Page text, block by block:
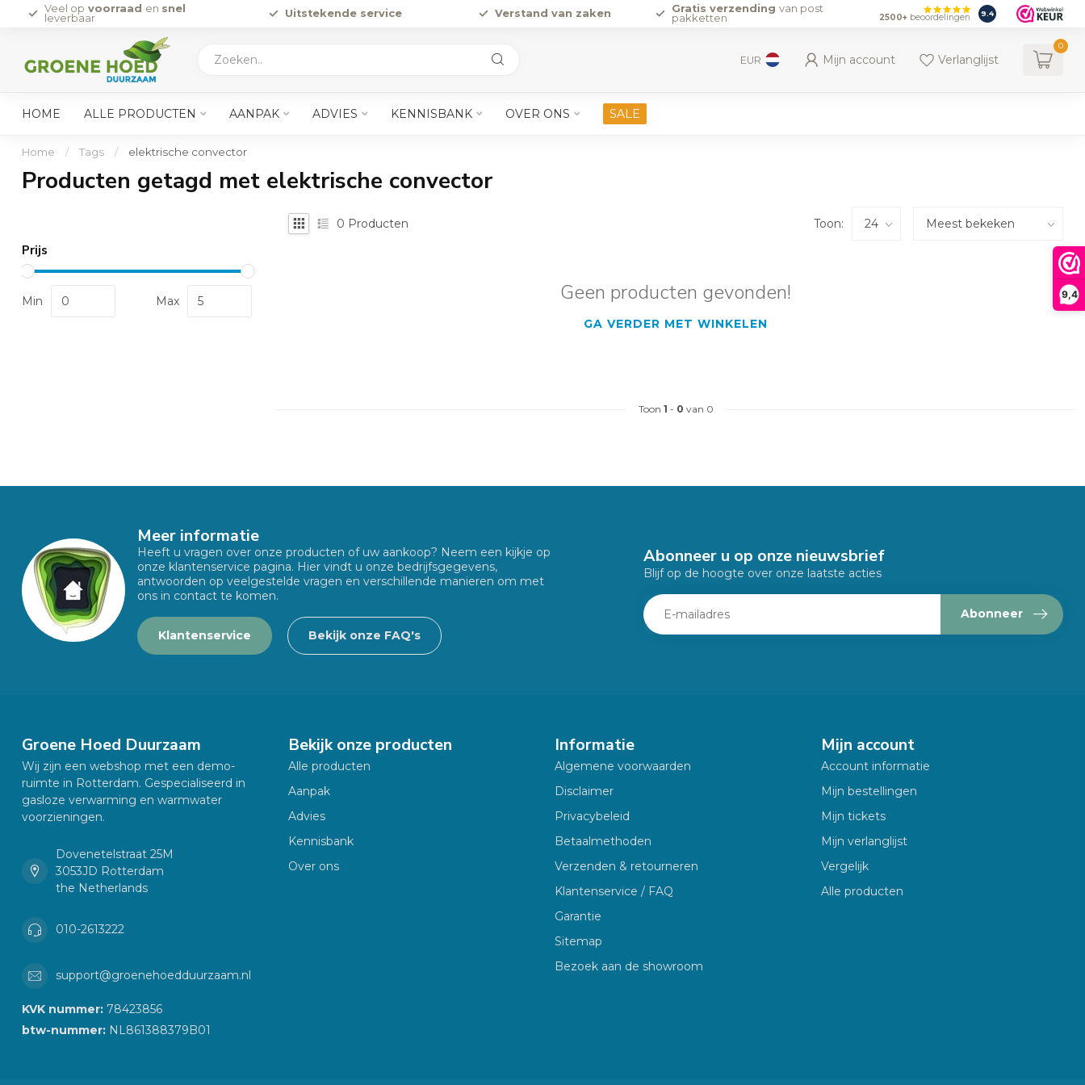
9,4
Veel op voorraad en snel
leverbaar
Uitstekende service Verstand van zaken Gratis verzending van post
pakketten
2500+ beoordelingen 9.4
EUR Mijn account Verlanglijst
0
HOME ALLE PRODUCTEN AANPAK ADVIES KENNISBANK OVER ONS SALE
Home / Tags / elektrische convector
Producten getagd met elektrische convector
Prijs
Min Max
0 Producten Toon:
Geen producten gevonden!
GA VERDER MET WINKELEN
Toon 1 - 0 van 0
Meer informatie
Heeft u vragen over onze producten of uw aankoop? Neem een kijkje op
onze klantenservice pagina. Hier vindt u onze bedrijfsgegevens,
antwoorden op veelgestelde vragen en verschillende manieren om met
ons in contact te komen.
Klantenservice Bekijk onze FAQ's
Abonneer u op onze nieuwsbrief
Blijf op de hoogte over onze laatste acties
Abonneer
Groene Hoed Duurzaam
Wij zijn een webshop met een demo-
ruimte in Rotterdam. Gespecialiseerd in
gasloze verwarming en warmwater
voorzieningen.
Dovenetelstraat 25M
3053JD Rotterdam
the Netherlands
010-2613222
support@groenehoedduurzaam.nl
KVK nummer: 78423856
btw-nummer: NL861388379B01
Bekijk onze producten
Alle producten
Aanpak
Advies
Kennisbank
Over ons
Informatie
Algemene voorwaarden
Disclaimer
Privacybeleid
Betaalmethoden
Verzenden & retourneren
Klantenservice / FAQ
Garantie
Sitemap
Bezoek aan de showroom
Mijn account
Account informatie
Mijn bestellingen
Mijn tickets
Mijn verlanglijst
Vergelijk
Alle producten